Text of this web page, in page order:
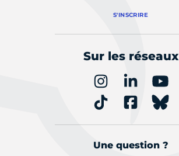
S'INSCRIRE
Sur les réseaux
Une question ?